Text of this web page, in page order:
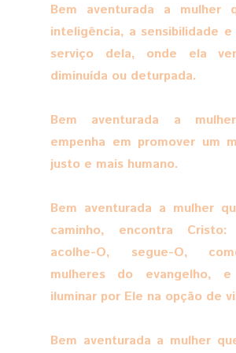
Bem aventurada a mulher
inteligência, a sensibilidade
serviço dela, onde ela
diminuída ou deturpada.
Bem aventurada a
empenha em promover um
justo e mais humano.
Bem aventurada a mulher
caminho, encontra Cristo:
acolhe-O, segue-O,
mulheres do evangelho,
iluminar por Ele na opção de
Bem aventurada a mulher